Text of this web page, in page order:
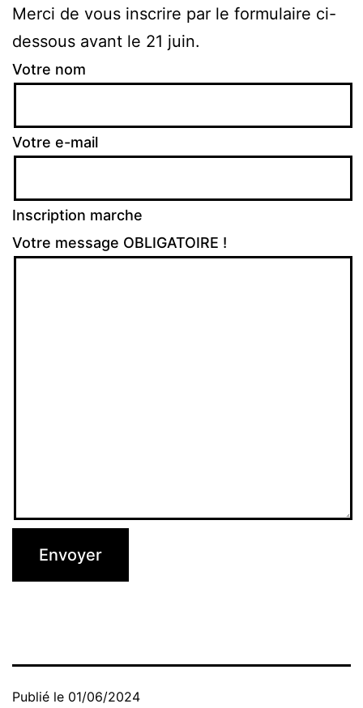
Merci de vous inscrire par le formulaire ci-
dessous avant le 21 juin.
Votre nom
Votre e-mail
Inscription marche
Votre message OBLIGATOIRE !
Publié le 01/06/2024